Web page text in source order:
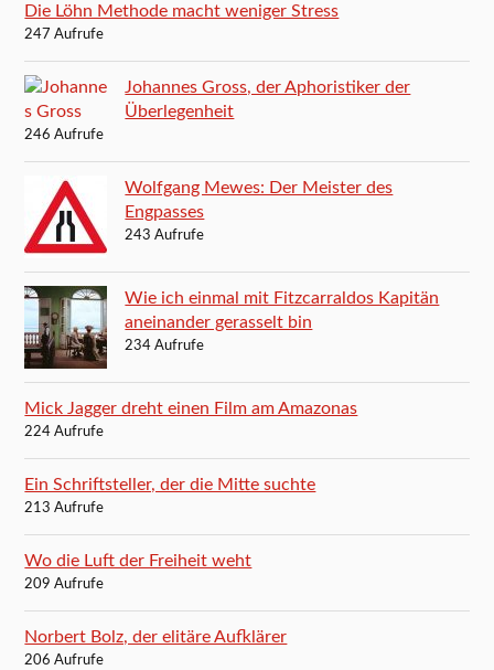
Die Löhn Methode macht weniger Stress
247 Aufrufe
Johannes Gross, der Aphoristiker der
Überlegenheit
246 Aufrufe
Wolfgang Mewes: Der Meister des
Engpasses
243 Aufrufe
Wie ich einmal mit Fitzcarraldos Kapitän
aneinander gerasselt bin
234 Aufrufe
Mick Jagger dreht einen Film am Amazonas
224 Aufrufe
Ein Schriftsteller, der die Mitte suchte
213 Aufrufe
Wo die Luft der Freiheit weht
209 Aufrufe
Norbert Bolz, der elitäre Aufklärer
206 Aufrufe